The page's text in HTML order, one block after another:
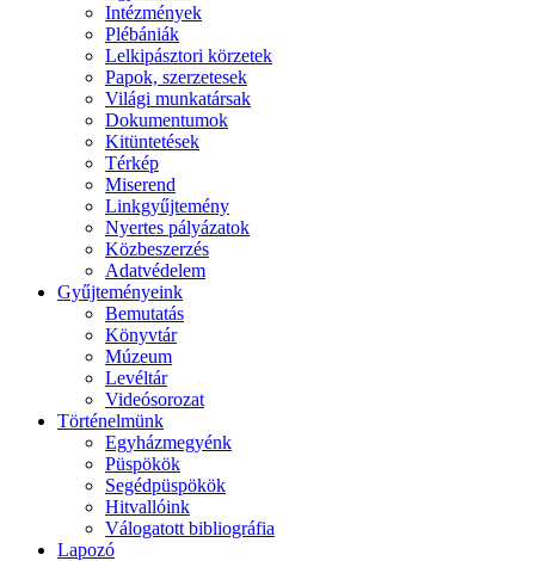
Intézmények
Plébániák
Lelkipásztori körzetek
Papok, szerzetesek
Világi munkatársak
Dokumentumok
Kitüntetések
Térkép
Miserend
Linkgyűjtemény
Nyertes pályázatok
Közbeszerzés
Adatvédelem
Gyűjteményeink
Bemutatás
Könyvtár
Múzeum
Levéltár
Videósorozat
Történelmünk
Egyházmegyénk
Püspökök
Segédpüspökök
Hitvallóink
Válogatott bibliográfia
Lapozó